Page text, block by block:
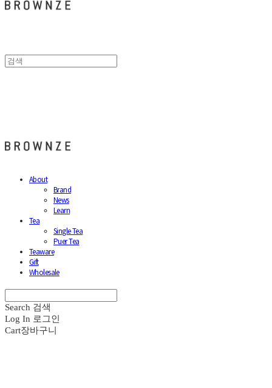
About
Brand
News
Learn
Tea
Single Tea
Puer Tea
Teaware
Gift
Wholesale
Search 검색
Log In 로그인
Cart장바구니